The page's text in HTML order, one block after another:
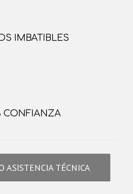
IMBATIBLES
CONFIANZA
ASISTENCIA TÉCNICA